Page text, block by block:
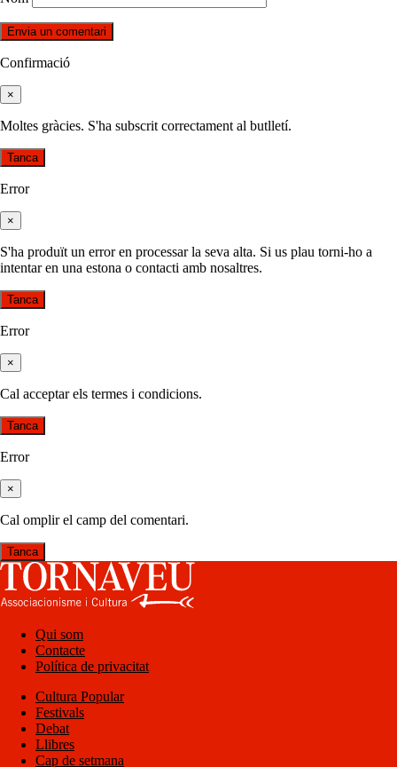
Confirmació
×
Moltes gràcies. S'ha subscrit correctament al butlletí.
Tanca
Error
×
S'ha produït un error en processar la seva alta. Si us plau torni-ho a
intentar en una estona o contacti amb nosaltres.
Tanca
Error
×
Cal acceptar els termes i condicions.
Tanca
Error
×
Cal omplir el camp del comentari.
Tanca
Qui som
Contacte
Política de privacitat
Cultura Popular
Festivals
Debat
Llibres
Cap de setmana